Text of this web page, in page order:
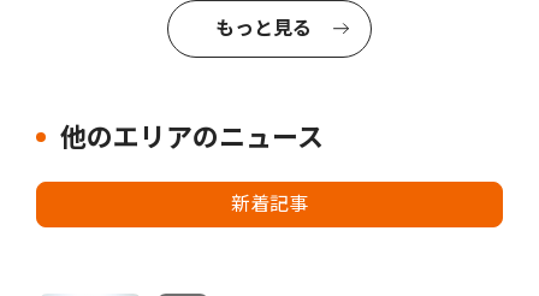
もっと見る
他のエリアのニュース
新着記事